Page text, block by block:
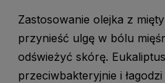
Zastosowanie olejka z
przynieść ulgę w bólu
odświeżyć skórę. Eukaliptus
przeciwbakteryjnie i